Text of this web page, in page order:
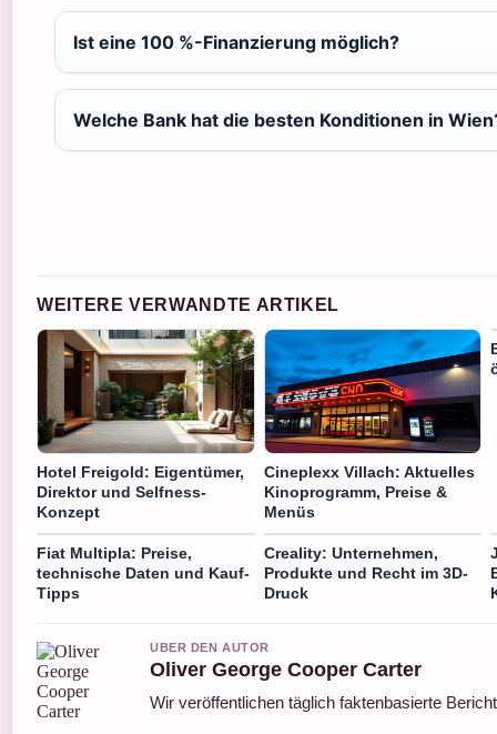
Ist eine 100 %-Finanzierung möglich?
Welche Bank hat die besten Konditionen in
WEITERE VERWANDTE ARTIKEL
Hotel Freigold: Eigentümer,
Direktor und Selfness-
Konzept
Cineplexx Villach: Aktuelles
Kinoprogramm, Preise &
Menüs
Fiat Multipla: Preise,
technische Daten und Kauf-
Tipps
Creality: Unternehmen,
Produkte und Recht im 3D-
Druck
UBER DEN AUTOR
Oliver George Cooper Carter
Wir veröffentlichen täglich faktenbasierte